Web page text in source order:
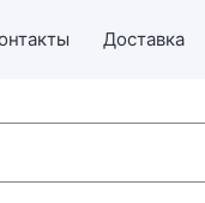
Доставка